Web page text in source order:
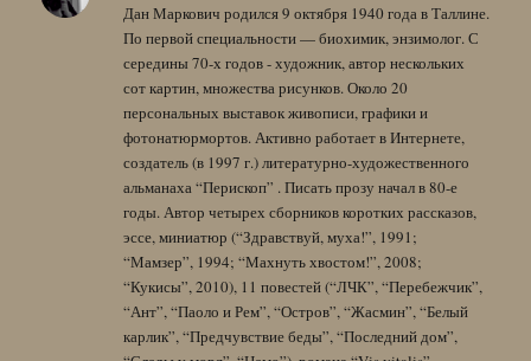
Дан Маркович родился 9 октября 1940 года в Таллине.
По первой специальности — биохимик, энзимолог. С
середины 70-х годов - художник, автор нескольких
сот картин, множества рисунков. Около 20
персональных выставок живописи, графики и
фотонатюрмортов. Активно работает в Интернете,
создатель (в 1997 г.) литературно-художественного
альманаха “Перископ” . Писать прозу начал в 80-е
годы. Автор четырех сборников коротких рассказов,
эссе, миниатюр (“Здравствуй, муха!”, 1991;
“Мамзер”, 1994; “Махнуть хвостом!”, 2008;
“Кукисы”, 2010), 11 повестей (“ЛЧК”, “Перебежчик”,
“Ант”, “Паоло и Рем”, “Остров”, “Жасмин”, “Белый
карлик”, “Предчувствие беды”, “Последний дом”,